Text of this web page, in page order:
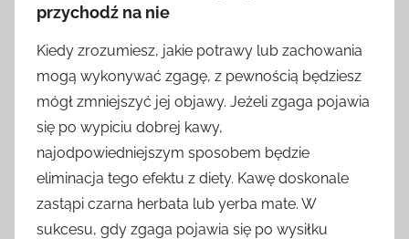
przychodź na nie
Kiedy zrozumiesz, jakie potrawy lub zachowania
mogą wykonywać zgagę, z pewnością będziesz
mógł zmniejszyć jej objawy. Jeżeli zgaga pojawia
się po wypiciu dobrej kawy,
najodpowiedniejszym sposobem będzie
eliminacja tego efektu z diety. Kawę doskonale
zastąpi czarna herbata lub yerba mate. W
sukcesu, gdy zgaga pojawia się po wysiłku